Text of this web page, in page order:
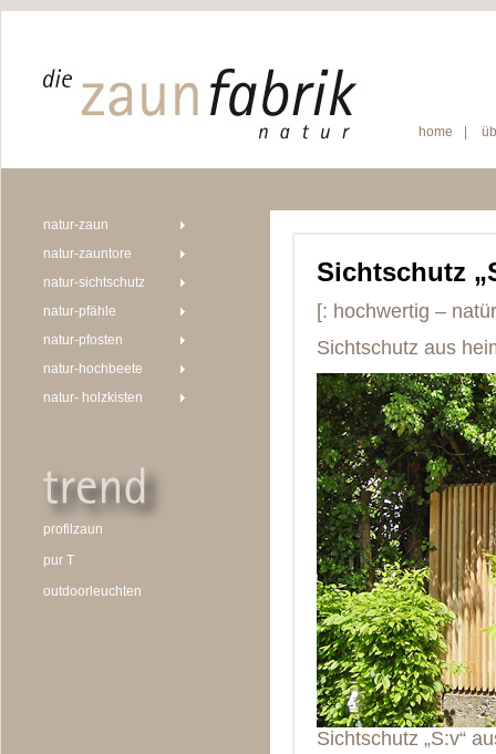
home
natur-zaun
natur-zauntore
natur-sichtschutz
natur-pfähle
natur-pfosten
natur-hochbeete
natur- holzkisten
profilzaun
pur T
outdoorleuchten
Sichtschutz
[: hochwertig –
Sichtschutz aus
Sichtschutz „S:v“